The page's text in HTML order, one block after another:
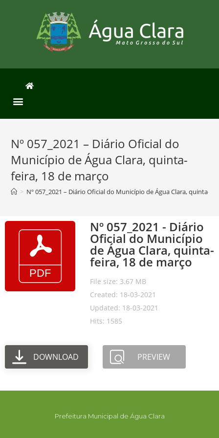
Nº 057_2021 – Diário Oficial do
Município de Água Clara, quinta-
feira, 18 de março
> Nº 057_2021 – Diário Oficial do Município de Água Clara, quinta-
Nº 057_2021 - Diário
Oficial do Município
de Água Clara, quinta-
feira, 18 de março
File size: 3.67 MB
Created: 18-03-2021
Updated: 18-03-2021
Hits: 1585
DOWNLOAD PREVIEW
Prefeitura Municipal de Água Clara